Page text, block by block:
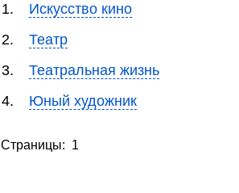
1.
Искусство кино
2.
Театр
3.
Театральная жизнь
4.
Юный художник
Страницы: 1